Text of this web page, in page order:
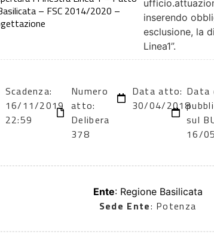
– FSC 2014/2020 –
inserendo
esclusione, la
Linea1”.
Scadenza:
16/11/2019
22:59
Numero
atto:
Delibera
378
Data atto:
30/04/2018
Data
sul
16/
Ente: Regione Basilicata
Sede Ente: Potenza